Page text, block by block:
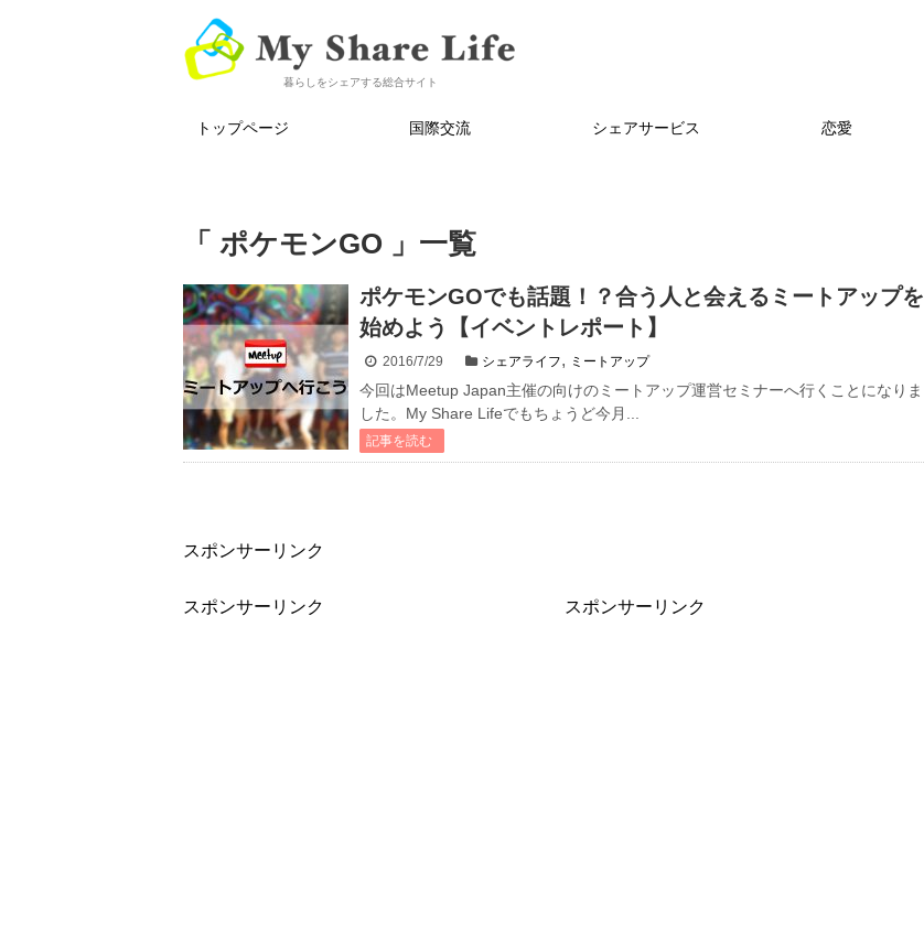
暮らしをシェアする総合サイト
トップページ 国際交流 シェアサービス 恋愛
「 ポケモンGO 」一覧
ポケモンGOでも話題！？合う人と会えるミートアップを
始めよう【イベントレポート】
2016/7/29 シェアライフ, ミートアップ
今回はMeetup Japan主催の向けのミートアップ運営セミナーへ行くことになりま
した。My Share Lifeでもちょうど今月...
記事を読む
スポンサーリンク
スポンサーリンク スポンサーリンク